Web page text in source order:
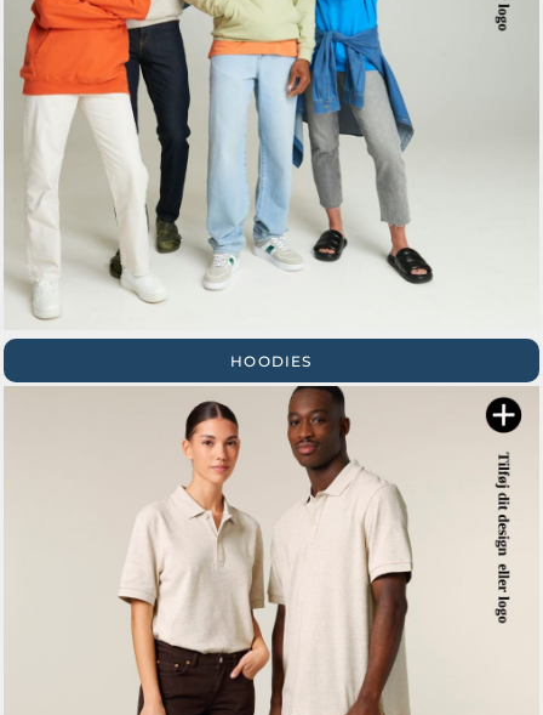
HOODIES